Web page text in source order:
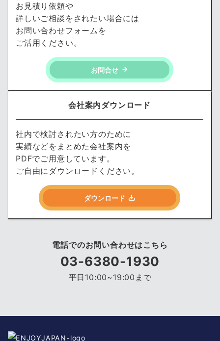
お見積り依頼や
詳しいご相談をされたい場合には
お問い合わせフォームを
ご活用ください。
お問合せ
会社案内ダウンロード
社内で検討されたい方のために
実績などをまとめた会社案内を
PDFでご用意しています。
ご自由にダウンロードください。
ダウンロード
電話でのお問い合わせはこちら
03-6380-1930
平日10:00~19:00まで